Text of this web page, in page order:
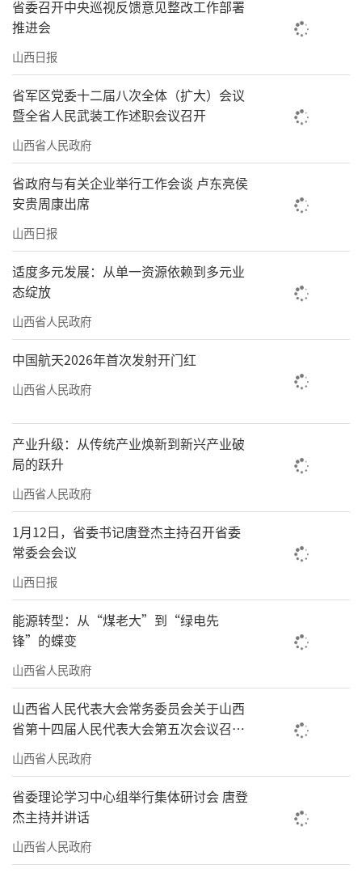
省委召开中央巡视反馈意见整改工作部署
推进会
山西日报
省军区党委十二届八次全体（扩大）会议
暨全省人民武装工作述职会议召开
山西省人民政府
省政府与有关企业举行工作会谈 卢东亮侯
安贵周康出席
山西日报
适度多元发展：从单一资源依赖到多元业
态绽放
山西省人民政府
中国航天2026年首次发射开门红
山西省人民政府
产业升级：从传统产业焕新到新兴产业破
局的跃升
山西省人民政府
1月12日，省委书记唐登杰主持召开省委
常委会会议
山西日报
能源转型：从“煤老大”到“绿电先
锋”的蝶变
山西省人民政府
山西省人民代表大会常务委员会关于山西
省第十四届人民代表大会第五次会议召开
时间的决定
山西省人民政府
省委理论学习中心组举行集体研讨会 唐登
杰主持并讲话
山西省人民政府